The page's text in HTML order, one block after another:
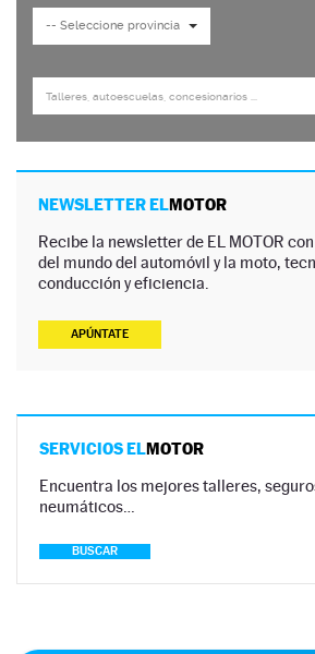
NEWSLETTER ELMOTOR
Recibe la newsletter de EL MOTOR
del mundo del automóvil y la moto,
conducción y eficiencia.
APÚNTATE
SERVICIOS ELMOTOR
Encuentra los mejores talleres,
neumáticos…
BUSCAR